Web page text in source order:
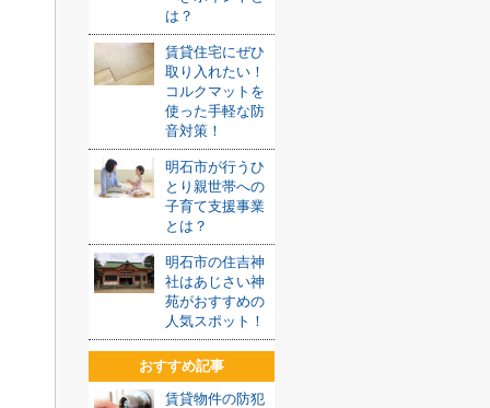
は？
賃貸住宅にぜひ
取り入れたい！
コルクマットを
使った手軽な防
音対策！
明石市が行うひ
とり親世帯への
子育て支援事業
とは？
明石市の住吉神
社はあじさい神
苑がおすすめの
人気スポット！
おすすめ記事
賃貸物件の防犯